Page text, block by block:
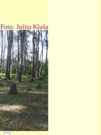
Foto: Julita Kluša